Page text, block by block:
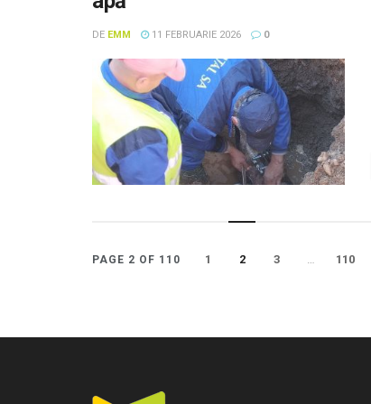
DE EMM 11 FEBRUARIE 2026 0
PAGE 2 OF 110 1 2 3 … 110